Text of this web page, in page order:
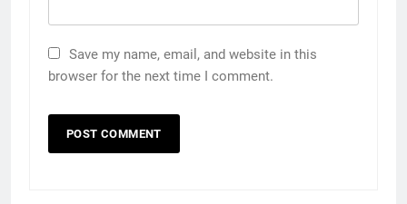
Save my name, email, and website in this
browser for the next time I comment.